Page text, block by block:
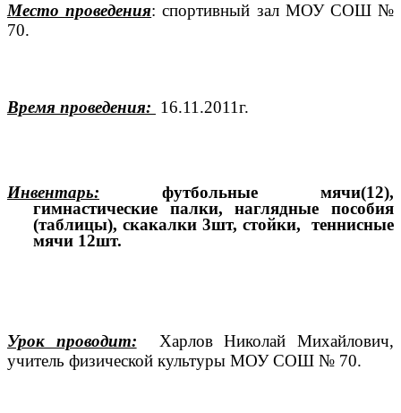
Место проведения: спортивный зал МОУ СОШ №
70.
Время проведения: 16.11.2011г.
Инвентарь: футбольные мячи(12),
гимнастичеcкие палки, наглядные пособия
(таблицы), скакалки 3шт, стойки, теннисные
мячи 12шт.
Урок проводит: Харлов Николай Михайлович,
учитель физической культуры МОУ СОШ № 70.